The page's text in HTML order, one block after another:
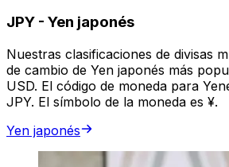
JPY - Yen japonés
Nuestras clasificaciones de divisas
de cambio de Yen japonés más
USD. El código de moneda para
JPY. El símbolo de la moneda es ¥.
Yen japonés